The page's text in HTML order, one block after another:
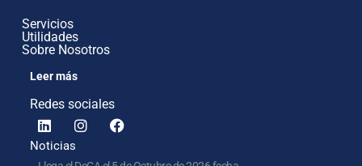
Servicios
Utilidades
Sobre Nosotros
Leer más
Redes sociales
Noticias